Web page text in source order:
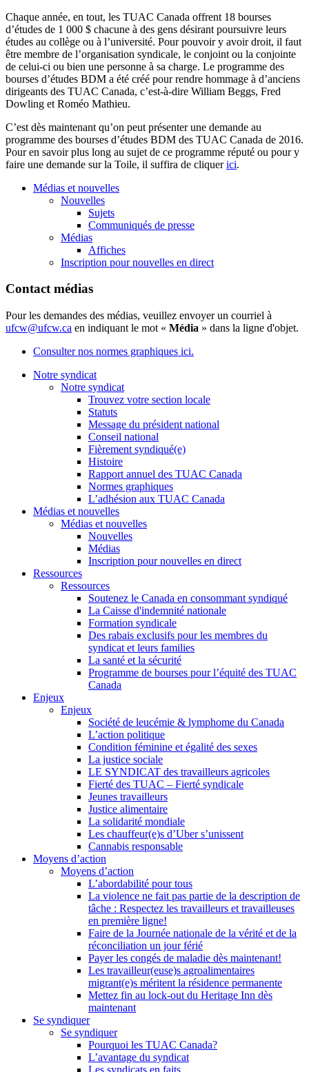
Chaque année, en tout, les TUAC Canada offrent 18 bourses
d’études de 1 000 $ chacune à des gens désirant poursuivre leurs
études au collège ou à l’université. Pour pouvoir y avoir droit, il faut
être membre de l’organisation syndicale, le conjoint ou la conjointe
de celui-ci ou bien une personne à sa charge. Le programme des
bourses d’études BDM a été créé pour rendre hommage à d’anciens
dirigeants des TUAC Canada, c’est-à-dire William Beggs, Fred
Dowling et Roméo Mathieu.
C’est dès maintenant qu’on peut présenter une demande au
programme des bourses d’études BDM des TUAC Canada de 2016.
Pour en savoir plus long au sujet de ce programme réputé ou pour y
faire une demande sur la Toile, il suffira de cliquerici.
Médias et nouvelles
Nouvelles
Sujets
Communiqués de presse
Médias
Affiches
Inscription pour nouvelles en direct
Contact médias
Pour les demandes des médias, veuillez envoyer un courriel à
ufcw@ufcw.ca en indiquant le mot « Média » dans la ligne d'objet.
Consulter nos normes graphiques ici.
Notre syndicat
Notre syndicat
Trouvez votre section locale
Statuts
Message du président national
Conseil national
Fièrement syndiqué(e)
Histoire
Rapport annuel des TUAC Canada
Normes graphiques
L’adhésion aux TUAC Canada
Médias et nouvelles
Médias et nouvelles
Nouvelles
Médias
Inscription pour nouvelles en direct
Ressources
Ressources
Soutenez le Canada en consommant syndiqué
La Caisse d'indemnité nationale
Formation syndicale
Des rabais exclusifs pour les membres du
syndicat et leurs families
La santé et la sécurité
Programme de bourses pour l’équité des TUAC
Canada
Enjeux
Enjeux
Société de leucémie & lymphome du Canada
L’action politique
Condition féminine et égalité des sexes
La justice sociale
LE SYNDICAT des travailleurs agricoles
Fierté des TUAC – Fierté syndicale
Jeunes travailleurs
Justice alimentaire
La solidarité mondiale
Les chauffeur(e)s d’Uber s’unissent
Cannabis responsable
Moyens d’action
Moyens d’action
L’abordabilité pour tous
La violence ne fait pas partie de la description de
tâche : Respectez les travailleurs et travailleuses
en première ligne!
Faire de la Journée nationale de la vérité et de la
réconciliation un jour férié
Payer les congés de maladie dès maintenant!
Les travailleur(euse)s agroalimentaires
migrant(e)s méritent la résidence permanente
Mettez fin au lock-out du Heritage Inn dès
maintenant
Se syndiquer
Se syndiquer
Pourquoi les TUAC Canada?
L’avantage du syndicat